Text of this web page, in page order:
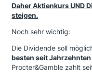
Daher Aktienkurs UND
steigen.
Noch sehr wichtig:
Die Dividende soll
besten seit Jahrzehnten
Procter&Gamble zahlt